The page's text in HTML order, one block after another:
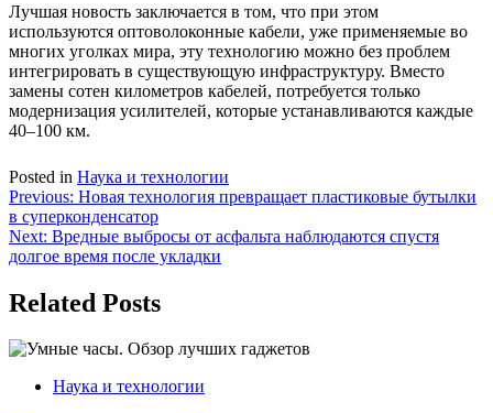
Лучшая новость заключается в том, что при этом
используются оптоволоконные кабели, уже применяемые во
многих уголках мира, эту технологию можно без проблем
интегрировать в существующую инфраструктуру. Вместо
замены сотен километров кабелей, потребуется только
модернизация усилителей, которые устанавливаются каждые
40–100 км.
Posted in Наука и технологии
Навигация
по
записям
Previous: Новая технология превращает пластиковые бутылки
в суперконденсатор
Next: Вредные выбросы от асфальта наблюдаются спустя
долгое время после укладки
Related Posts
Наука и технологии